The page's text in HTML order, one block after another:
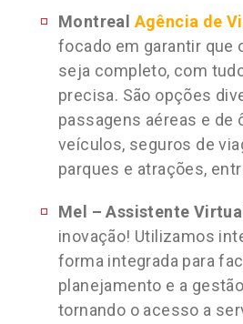
Montreal Agência de
focado em garantir que
seja completo, com
precisa. São opções
passagens aéreas e de
veículos, seguros de
parques e atrações,
Mel – Assistente
inovação! Utilizamos
forma integrada para
planejamento e a
tornando o acesso a